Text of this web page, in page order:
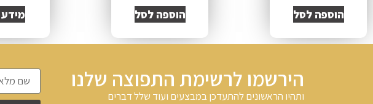
הוספה לסל הוספה לסל מידע
הירשמו לרשימת התפוצה שלנו
ותהיו הראשונים להתעדכן במבצעים ועוד שלל דברים